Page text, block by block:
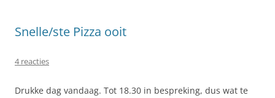
Snelle/ste Pizza ooit
4 reacties
Drukke dag vandaag. Tot 18.30 in bespreking, dus wat te